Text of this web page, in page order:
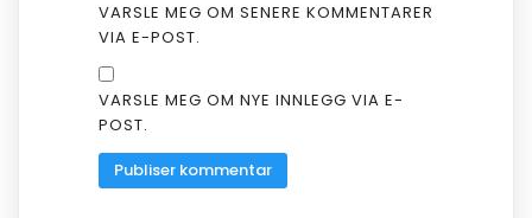
VARSLE MEG OM SENERE KOMMENTARER
VIA E-POST.
VARSLE MEG OM NYE INNLEGG VIA E-
POST.